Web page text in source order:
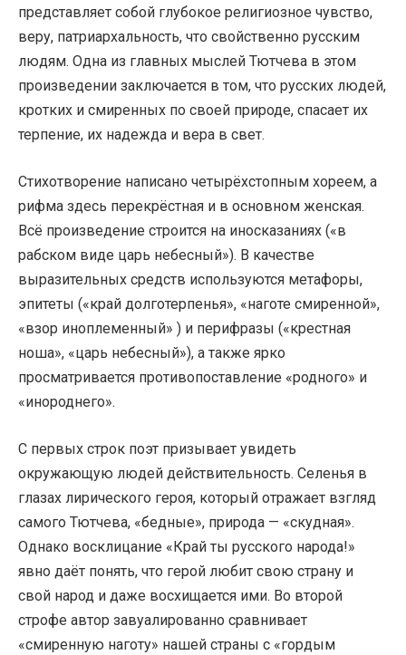
представляет собой глубокое религиозное чувство,
веру, патриархальность, что свойственно русским
людям. Одна из главных мыслей Тютчева в этом
произведении заключается в том, что русских людей,
кротких и смиренных по своей природе, спасает их
терпение, их надежда и вера в свет.
Стихотворение написано четырёхстопным хореем, а
рифма здесь перекрёстная и в основном женская.
Всё произведение строится на иносказаниях («в
рабском виде царь небесный»). В качестве
выразительных средств используются метафоры,
эпитеты («край долготерпенья», «наготе смиренной»,
«взор иноплеменный» ) и перифразы («крестная
ноша», «царь небесный»), а также ярко
просматривается противопоставление «родного» и
«инороднего».
С первых строк поэт призывает увидеть
окружающую людей действительность. Селенья в
глазах лирического героя, который отражает взгляд
самого Тютчева, «бедные», природа — «скудная».
Однако восклицание «Край ты русского народа!»
явно даёт понять, что герой любит свою страну и
свой народ и даже восхищается ими. Во второй
строфе автор завуалированно сравнивает
«смиренную наготу» нашей страны с «гордым